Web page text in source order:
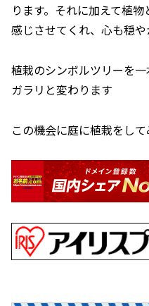
ります。それに加えて植
感じさせてくれ、心も穏
植栽のシンボルツリーを
ガラリと変わります
この機会に庭に植栽をし